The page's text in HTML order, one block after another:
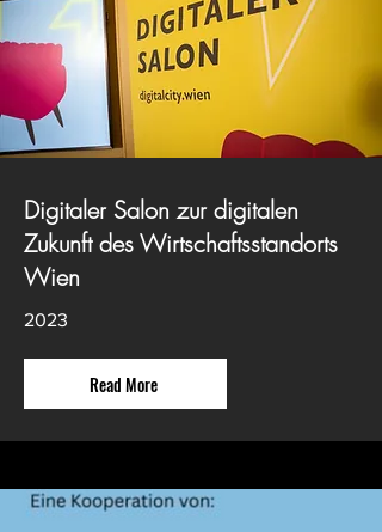
Digitaler Salon zur digitalen
Zukunft des Wirtschaftsstandorts
Wien
2023
Read More